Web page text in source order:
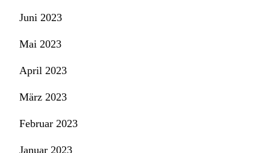
Juni 2023
Mai 2023
April 2023
März 2023
Februar 2023
Januar 2023